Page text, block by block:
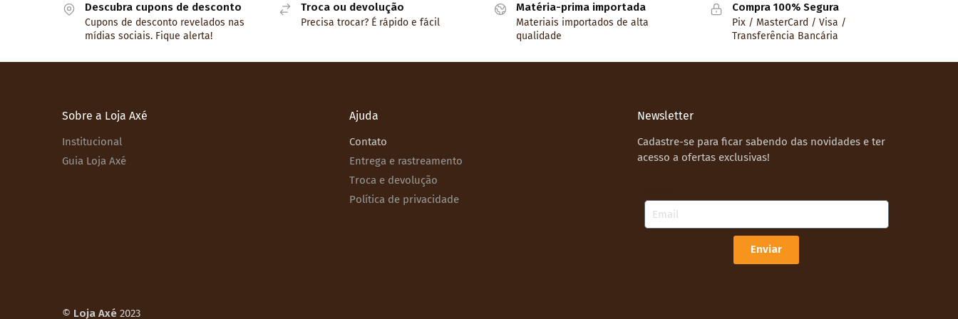
Descubra cupons de desconto
Cupons de desconto revelados nas
mídias sociais. Fique alerta!
Troca ou devolução
Precisa trocar? É rápido e fácil
Matéria-prima importada
Materiais importados de alta
qualidade
Compra 100% Segura
Pix / MasterCard / Visa /
Transferência Bancária
Sobre a Loja Axé
Institucional
Guia Loja Axé
Ajuda
Contato
Entrega e rastreamento
Troca e devolução
Política de privacidade
Newsletter
Cadastre-se para ficar sabendo das novidades e ter
acesso a ofertas exclusivas!
Enviar
© Loja Axé 2023